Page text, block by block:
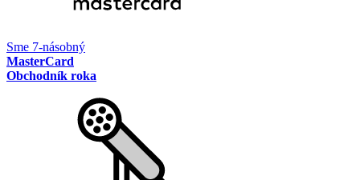
Sme 7-násobný
MasterCard
Obchodník roka